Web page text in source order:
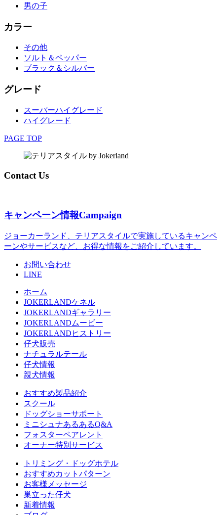
男の子
カラー
その他
ソルト＆ペッパー
ブラック＆シルバー
グレード
スーパーハイグレード
ハイグレード
PAGE TOP
Contact Us
キャンペーン情報Campaign
ジョーカーランド、テリアスタイルで実施しているキャンペ
ーンやサービスなど、お得な情報をご紹介しています。
お問い合わせ
LINE
ホーム
JOKERLANDケネル
JOKERLANDギャラリー
JOKERLANDムービー
JOKERLANDヒストリー
仔犬販売
ナチュラルテール
仔犬情報
親犬情報
おすすめ製品紹介
スクール
ドッグショーサポート
ミニシュナあるあるQ&A
フォスターペアレント
オーナー特別サービス
トリミング・ドッグホテル
おすすめカットパターン
お客様メッセージ
巣立った仔犬
新着情報